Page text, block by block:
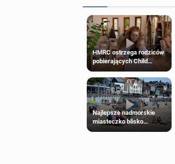
HMRC ostrzega rodziców
pobierających Child
Benefit. Mogą być
zobowiązani do zwrotu
zasiłku
Najlepsze nadmorskie
miasteczko blisko